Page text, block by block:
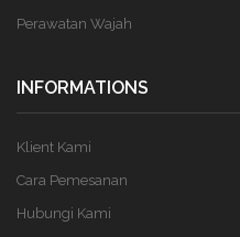
Perawatan Wajah
INFORMATIONS
Klient Kami
Cara Pemesanan
Hubungi Kami